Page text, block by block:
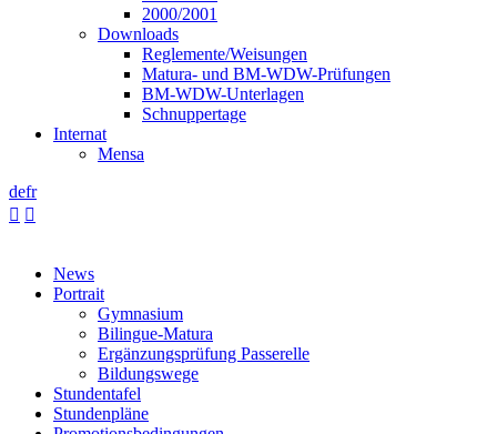
2000/2001
Downloads
Reglemente/Weisungen
Matura- und BM-WDW-Prüfungen
BM-WDW-Unterlagen
Schnuppertage
Internat
Mensa
defr
 
News
Portrait
Gymnasium
Bilingue-Matura
Ergänzungsprüfung Passerelle
Bildungswege
Stundentafel
Stundenpläne